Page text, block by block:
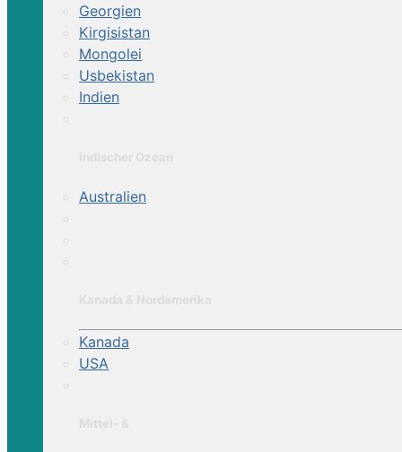
Georgien
Kirgisistan
Mongolei
Usbekistan
Indien
Australien
Kanada
USA